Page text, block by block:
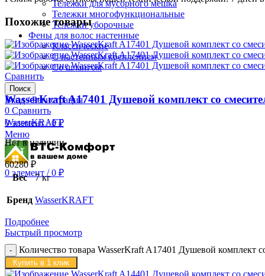
Тележки для мусорного мешка
Тележки многофункциональные
Тележки уборочные
Фены для волос настенные
Классические
С настенным креплением
Со шлангом
Поиск
Вход / Регистрация
0 Сравнить
0элемент / 0₽
Меню
0 элемент / 0 ₽
Похожие товары
Сравнить
WasserKraft A17401 Душевой комплект со
WasserKRAFT
Нет в наличии
60280 ₽
Вес
7 кг
Бренд WasserKRAFT
Подробнее
Быстрый просмотр
Количество товара WasserKraft A17401 Душевой комплект
Купить в 1 клик